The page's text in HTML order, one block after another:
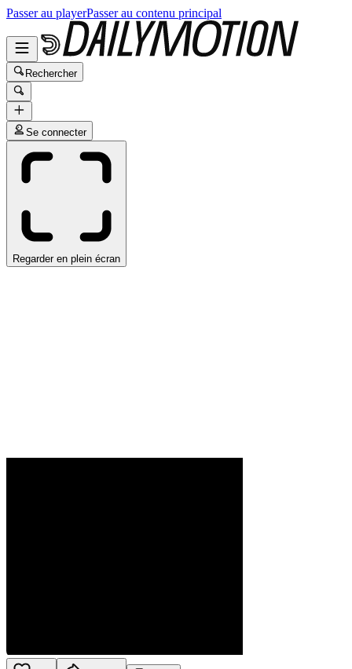
Passer au playerPasser au contenu principal
Rechercher
Se connecter
Regarder en plein écran